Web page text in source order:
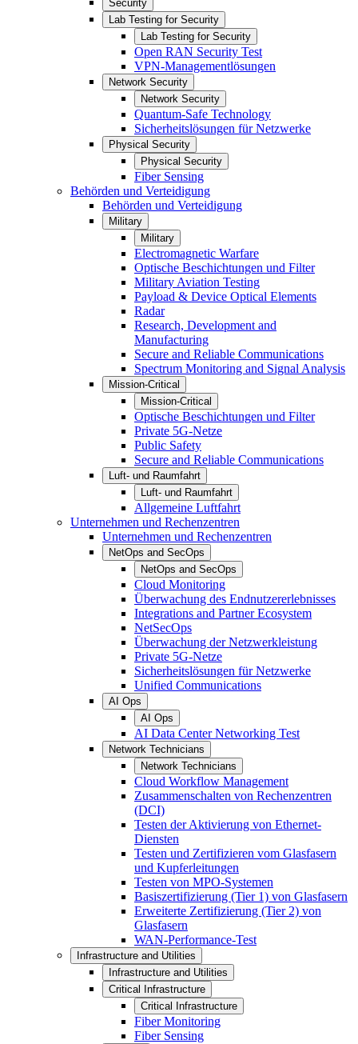
Security
Lab Testing for Security
Lab Testing for Security
Open RAN Security Test
VPN-Managementlösungen
Network Security
Network Security
Quantum-Safe Technology
Sicherheitslösungen für Netzwerke
Physical Security
Physical Security
Fiber Sensing
Behörden und Verteidigung
Behörden und Verteidigung
Military
Military
Electromagnetic Warfare
Optische Beschichtungen und Filter
Military Aviation Testing
Payload & Device Optical Elements
Radar
Research, Development and
Manufacturing
Secure and Reliable Communications
Spectrum Monitoring and Signal Analysis
Mission-Critical
Mission-Critical
Optische Beschichtungen und Filter
Private 5G-Netze
Public Safety
Secure and Reliable Communications
Luft- und Raumfahrt
Luft- und Raumfahrt
Allgemeine Luftfahrt
Unternehmen und Rechenzentren
Unternehmen und Rechenzentren
NetOps and SecOps
NetOps and SecOps
Cloud Monitoring
Überwachung des Endnutzererlebnisses
Integrations and Partner Ecosystem
NetSecOps
Überwachung der Netzwerkleistung
Private 5G-Netze
Sicherheitslösungen für Netzwerke
Unified Communications
AI Ops
AI Ops
AI Data Center Networking Test
Network Technicians
Network Technicians
Cloud Workflow Management
Zusammenschalten von Rechenzentren
(DCI)
Testen der Aktivierung von Ethernet-
Diensten
Testen und Zertifizieren vom Glasfasern
und Kupferleitungen
Testen von MPO-Systemen
Basiszertifizierung (Tier 1) von Glasfasern
Erweiterte Zertifizierung (Tier 2) von
Glasfasern
WAN-Performance-Test
Infrastructure and Utilities
Infrastructure and Utilities
Critical Infrastructure
Critical Infrastructure
Fiber Monitoring
Fiber Sensing